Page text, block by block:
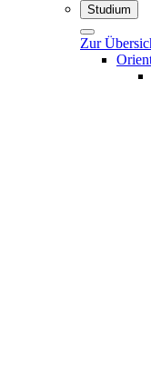
Studium
Zur